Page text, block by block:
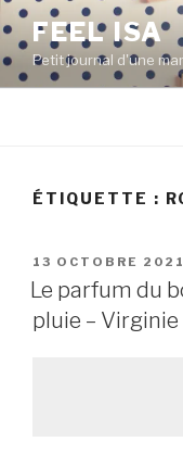
Aller
au
contenu
principal
FEEL ISA
Petit journal d'une
ÉTIQUETTE :
PUBLIÉ
LE
13 OCTOBRE 2021
Le parfum du
pluie –